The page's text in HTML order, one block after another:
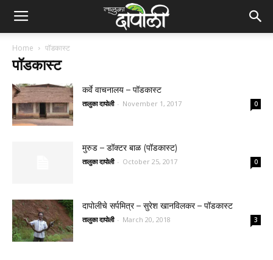
Home पॉडकास्ट
पॉडकास्ट
कर्वे वाचनालय – पॉडकास्ट
तालुका दापोली - November 1, 2017 0
मुरुड – डॉक्टर बाळ (पॉडकास्ट)
तालुका दापोली - October 25, 2017 0
दापोलीचे सर्पमित्र – सुरेश खानविलकर – पॉडकास्ट
तालुका दापोली - March 20, 2018 3